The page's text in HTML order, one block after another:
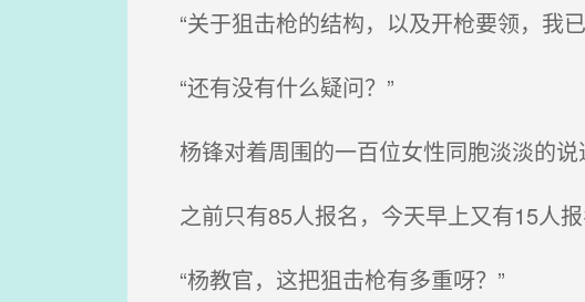
“关于狙击枪的结构，以及开枪要领，我
“还有没有什么疑问？”
杨锋对着周围的一百位女性同胞淡淡的说
之前只有85人报名，今天早上又有15人报
“杨教官，这把狙击枪有多重呀？”